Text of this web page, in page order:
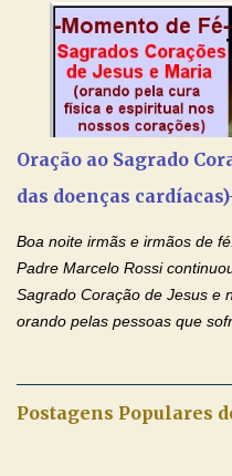
de Nossa Senhora. Adriana
do Padre Marcelo Rossi por
anunciado ontem, entramos
aos nossos pais. Hoje
que não se encontram bem
pais. Vamos dedicar um dia
estão doentes, pais que estão
para todos os pais. Hoje
Oração ao Sagrado
das doenças
Boa noite irmãs e irmãos de
Padre Marcelo Rossi
Sagrado Coração de Jesus e
orando pelas pessoas que
esta abençoada semana de
Postagens Populares